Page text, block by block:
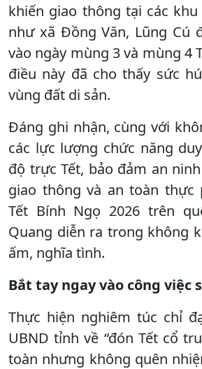
khiến giao thông tại các
như xã Đồng Văn, Lũng Cú
vào ngày mùng 3 và mùng 4
điều này đã cho thấy sức
vùng đất di sản.
Đáng ghi nhận, cùng với
các lực lượng chức năng
độ trực Tết, bảo đảm an
giao thông và an toàn thực
Tết Bính Ngọ 2026 trên
Quang diễn ra trong không
ấm, nghĩa tình.
Bắt tay ngay vào công việc
Thực hiện nghiêm túc chỉ
UBND tỉnh về “đón Tết cổ
toàn nhưng không quên